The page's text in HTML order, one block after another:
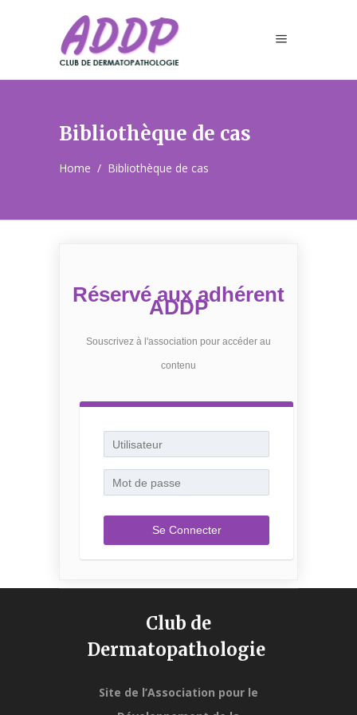
Bibliothèque de cas
Home / Bibliothèque de cas
Réservé aux adhérent
ADDP
Souscrivez à l'association pour accéder au
contenu
Club de
Dermatopathologie
Site de l’Association pour le